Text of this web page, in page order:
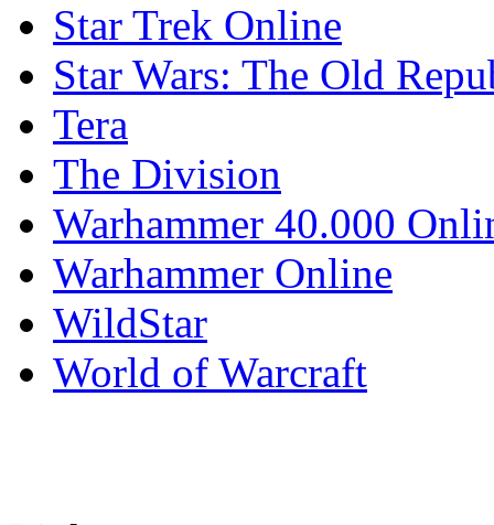
Star Trek Online
Star Wars: The Old
Tera
The Division
Warhammer 40.000
Warhammer Online
WildStar
World of Warcraft